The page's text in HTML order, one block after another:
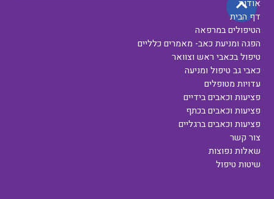
אודות
דף הבית
הטיפולים במרפאה
הפגה ומניעת כאב- מאמרים כלליים
טיפול בכאבי ראש וצוואר
כאבי גב טיפול ומניעה
עדויות מטופלים
פציעות וכאבים בידיים
פציעות וכאבים בכתף
פציעות וכאבים ברגליים
צור קשר
שאלות נפוצות
שיטות טיפול